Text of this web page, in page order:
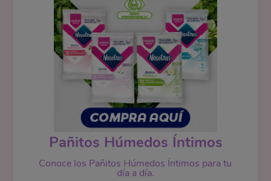
Pañitos Húmedos Íntimos
Conoce los Pañitos Húmedos Íntimos para tu
día a día.